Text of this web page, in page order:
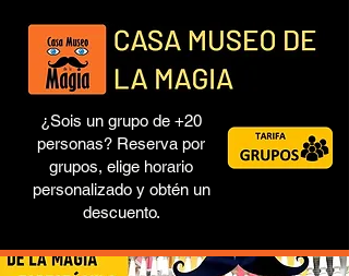
¿Sois un grupo de +20
personas? Reserva por
grupos, elige horario
personalizado y obtén un
descuento.